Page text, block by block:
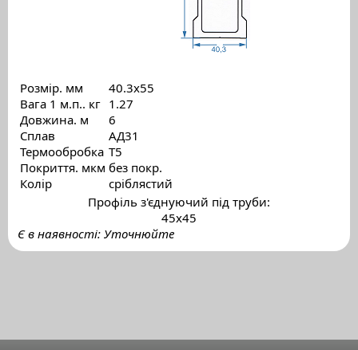
Розмір. мм
Вага 1 м.п.. кг
Довжина. м
Сплав
Термообробка
Покриття. мкм
Колір
40.3x55
1.27
6
АД31
Т5
без покр.
сріблястий
Профіль з'єднуючий під труби:
45х45
Є в наявності: Уточнюйте